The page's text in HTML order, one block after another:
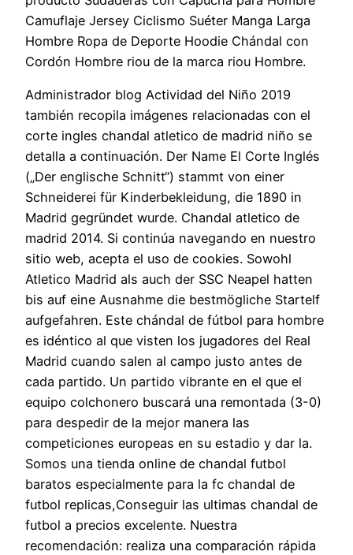
Camuflaje Jersey Ciclismo Suéter Manga Larga
Hombre Ropa de Deporte Hoodie Chándal con
Cordón Hombre riou de la marca riou Hombre.
Administrador blog Actividad del Niño 2019
también recopila imágenes relacionadas con el
corte ingles chandal atletico de madrid niño se
detalla a continuación. Der Name El Corte Inglés
(„Der englische Schnitt“) stammt von einer
Schneiderei für Kinderbekleidung, die 1890 in
Madrid gegründet wurde. Chandal atletico de
madrid 2014. Si continúa navegando en nuestro
sitio web, acepta el uso de cookies. Sowohl
Atletico Madrid als auch der SSC Neapel hatten
bis auf eine Ausnahme die bestmögliche Startelf
aufgefahren. Este chándal de fútbol para hombre
es idéntico al que visten los jugadores del Real
Madrid cuando salen al campo justo antes de
cada partido. Un partido vibrante en el que el
equipo colchonero buscará una remontada (3-0)
para despedir de la mejor manera las
competiciones europeas en su estadio y dar la.
Somos una tienda online de chandal futbol
baratos especialmente para la fc chandal de
futbol replicas,Conseguir las ultimas chandal de
futbol a precios excelente. Nuestra
recomendación: realiza una comparación rápida